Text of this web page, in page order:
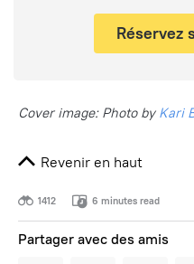
Réservez
Cover image: Photo by Kari
Revenir en haut
1412 6 minutes read
Partager avec des amis